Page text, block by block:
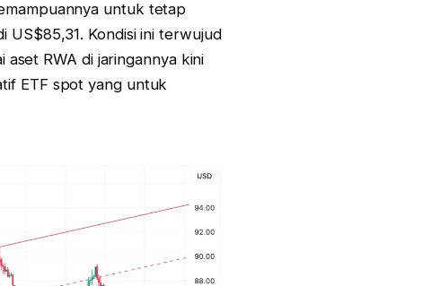
untuk tetap
US$85,31. Kondisi ini terwujud
aset RWA di jaringannya kini
ETF spot yang untuk